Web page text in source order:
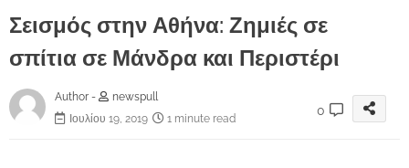
Σεισμός στην Αθήνα: Ζημιές σε
σπίτια σε Μάνδρα και Περιστέρι
Author -
newspull
Ιουλίου 19, 2019
1 minute read
0